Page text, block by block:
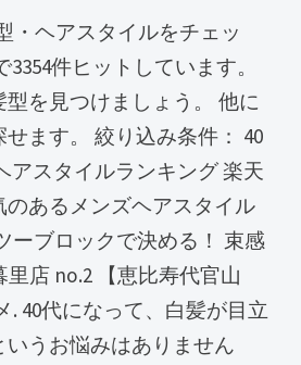
件ヒットしています。
を見つけましょう。 他に
ます。 絞り込み条件： 40
アスタイルランキング 楽天
のあるメンズヘアスタイル
ーブロックで決める！ 束感
里店 no.2 【恵比寿代官山
. 40代になって、白髪が目立
うお悩みはありません